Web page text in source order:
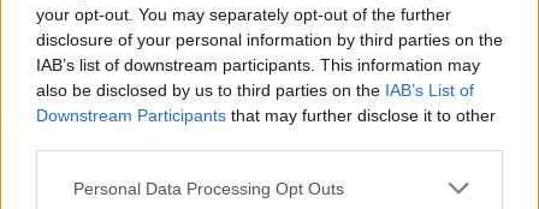
your opt-out. You may separately opt-out of the further
disclosure of your personal information by third parties on the
IAB’s list of downstream participants. This information may
also be disclosed by us to third parties on the IAB’s List of
Downstream Participants that may further disclose it to other
Personal Data Processing Opt Outs
67 του χρόνια, το 1947. Κατά την επιστροφή του
στην πατρίδα, γλίστρησε σε μια ψάθα και έσπασε
για άλλη μια φορά διάφορα κόκκαλα.
Κατάφερε να επιστρέψει όμως στην Αγγλία. Η
παντρεύτηκε ξανά μια γυναίκα 23 χρόνια μικρότερη